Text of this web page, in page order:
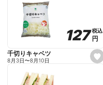
o
r
i
e
s
e
127
127税込
税込
円
円
千切りキャベツ
8月3日〜8月10日